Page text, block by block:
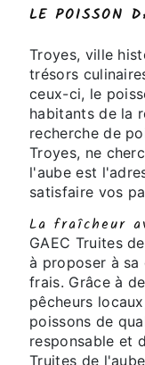
LE POISSON
Troyes, ville
trésors
ceux-ci, le
habitants de la
recherche de
Troyes, ne
l'aube est
satisfaire vos
La fraîcheur
GAEC Truites
à proposer à
frais. Grâce à
pêcheurs
poissons de
responsable et
Truites de